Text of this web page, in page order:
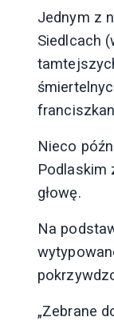
Jednym z
Siedlcach
Nieco
Podlaskim
głowę.
Na
„Zebrane